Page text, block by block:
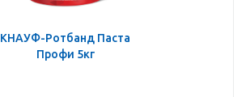
КНАУФ-Ротбанд Паста
Профи 5кг